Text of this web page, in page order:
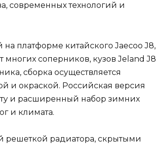
современных технологий и
платформе китайского Jaecoo J8,
соперников, кузов Jeland J8
сборка осуществляется
и окраской. Российская версия
и расширенный набор зимних
и климата.
радиатора, скрытыми